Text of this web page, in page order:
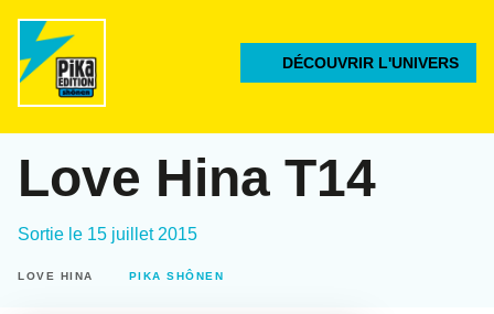
DÉCOUVRIR L'UNIVERS
Love Hina T14
Sortie le 15 juillet 2015
LOVE HINA PIKA SHÔNEN